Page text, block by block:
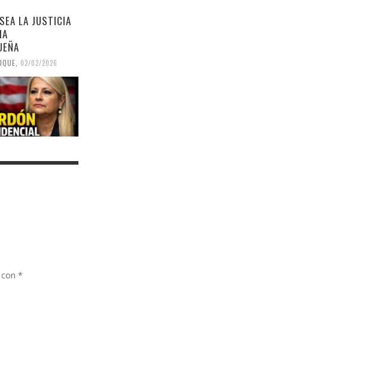
LA JUSTICIA
02/02/2026
*